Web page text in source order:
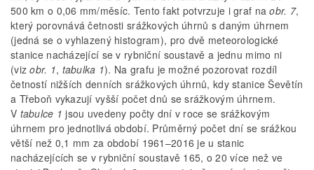
500 km o 0,06 mm/měsíc. Tento fakt potvrzuje i graf naobr. 7,
který porovnává četnosti srážkových úhrnů s daným úhrnem
(jedná se o vyhlazený histogram), pro dvě meteorologické
stanice nacházející se v rybniční soustavě a jednu mimo ni
(vizobr. 1, tabulka 1). Na grafu je možné pozorovat rozdíl
četností nižších denních srážkových úhrnů, kdy stanice Ševětín
a Třeboň vykazují vyšší počet dnů se srážkovým úhrnem.
V tabulce 1 jsou uvedeny počty dní v roce se srážkovým
úhrnem pro jednotlivá období. Průměrný počet dní se srážkou
větší než 0,1 mm za období 1961–2016 je u stanic
nacházejících se v rybniční soustavě 165, o 20 více než ve